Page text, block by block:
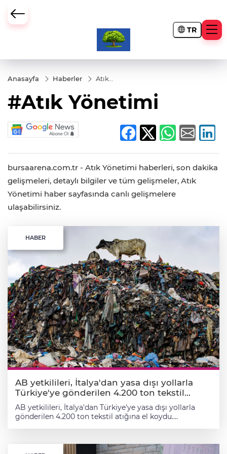
TR
Anasayfa Haberler
Atık
#Atık Yönetimi
bursaarena.com.tr - Atık Yönetimi haberleri, son dakika
gelişmeleri, detaylı bilgiler ve tüm gelişmeler, Atık
Yönetimi haber sayfasında canlı gelişmelere
ulaşabilirsiniz.
HABER
AB yetkilileri, İtalya'dan yasa dışı yollarla
Türkiye'ye gönderilen 4.200 ton tekstil
atığına el koydu.
AB yetkilileri, İtalya'dan Türkiye'ye yasa dışı yollarla
gönderilen 4.200 ton tekstil atığına el koydu.
tekstil atığı tespit etti. Bu arada Fransa, AB ülkelerini